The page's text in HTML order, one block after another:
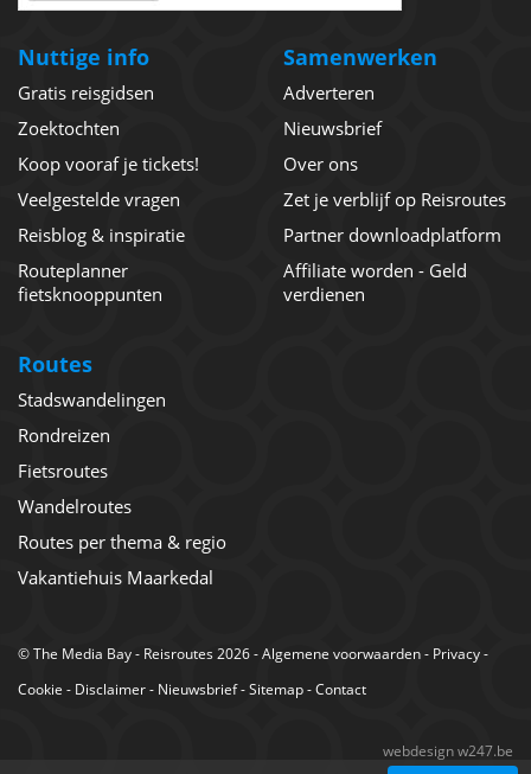
Nuttige info
Gratis reisgidsen
Zoektochten
Koop vooraf je tickets!
Veelgestelde vragen
Reisblog & inspiratie
Routeplanner
fietsknooppunten
Samenwerken
Adverteren
Nieuwsbrief
Over ons
Zet je verblijf op Reisroutes
Partner downloadplatform
Affiliate worden - Geld
verdienen
Routes
Stadswandelingen
Rondreizen
Fietsroutes
Wandelroutes
Routes per thema & regio
Vakantiehuis Maarkedal
©The Media Bay- Reisroutes 2026 -Algemene voorwaarden- Privacy-
Cookie - Disclaimer- Nieuwsbrief-Sitemap-Contact
webdesign w247.be